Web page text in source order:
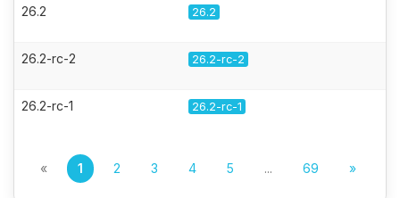
26.2 26.2
26.2-rc-2 26.2-rc-2
26.2-rc-1 26.2-rc-1
« 1 2 3 4 5 ... 69 »